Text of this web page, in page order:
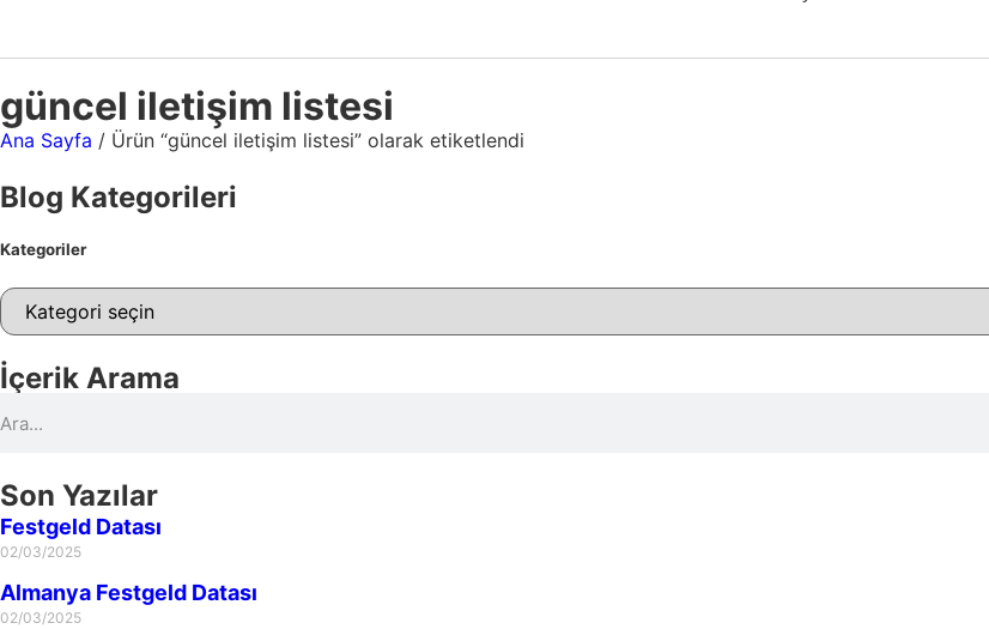
güncel iletişim listesi
Ana Sayfa / Ürün “güncel iletişim listesi” olarak etiketlendi
Blog Kategorileri
Kategoriler
İçerik Arama
Son Yazılar
Festgeld Datası
02/03/2025
Almanya Festgeld Datası
02/03/2025